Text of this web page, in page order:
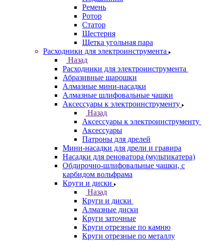
Ремень
Ротор
Статор
Шестерня
Щетка угольная пара
Расходники для электроинструмента
Назад
Расходники для электроинструмента
Абразивные шарошки
Алмазные мини-насадки
Алмазные шлифовальные чашки
Аксессуары к электроинструменту
Назад
Аксессуары к электроинструменту
Аксессуары
Патроны для дрелей
Мини-насадки для дрели и гравира
Насадки для реноватора (мультикатера)
Обдирочно-шлифовальные чашки, с
карбидом вольфрама
Круги и диски
Назад
Круги и диски
Алмазные диски
Круги заточные
Круги отрезные по камню
Круги отрезные по металлу